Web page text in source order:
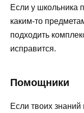
Если у школьника
каким-то
подходить
исправится.
Помощники
Если твоих знаний